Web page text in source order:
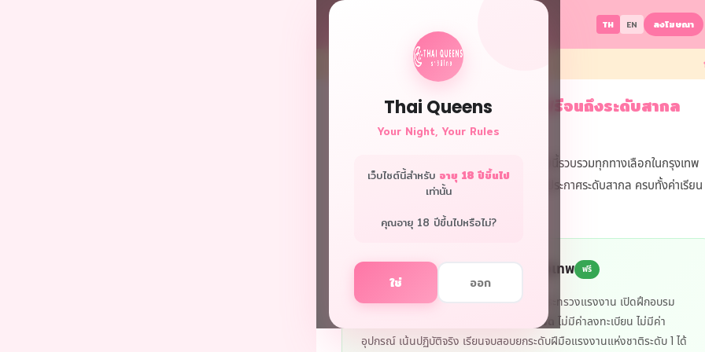
Thai Queens
Your Night, Your Rules
เว็บไซต์นี้สำหรับ อายุ 18 ปีขึ้นไป
เท่านั้น
คุณอายุ 18 ปีขึ้นไปหรือไม่?
ใช่ ออก
TH EN ลงโฆษณา
รวมที่เรียนนวดในกรุงเทพ — ฟรีจนถึงระดับสากล
2026.02.24 · 1,052 views
อยากเรียนนวดแต่ไม่รู้จะเริ่มจากไหน? บทความนี้รวบรวมทุกทางเลือกในกรุงเทพ
ตั้งแต่เรียนฟรีจากภาครัฐ จนถึงสถาบันที่ได้ใบประกาศระดับสากล ครบทั้งค่าเรียน
สถาบันพัฒนาฝีมือแรงงาน 13 กรุงเทพ ฟรี
หน่วยงานภายใต้กรมพัฒนาฝีมือแรงงาน กระทรวงแรงงาน เปิดฝึกอบรม
นวดไทยเพื่อสุขภาพ 150 ชั่วโมง ฟรีทั้งหมด ไม่มีค่าลงทะเบียน ไม่มีค่า
อุปกรณ์ เน้นปฏิบัติจริง เรียนจบสอบยกระดับฝีมือแรงงานแห่งชาติระดับ 1 ได้